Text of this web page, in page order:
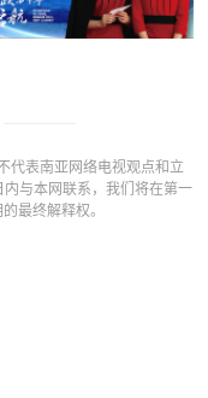
代表南亚网络电视观点和立
与本网联系，我们将在第一
最终解释权。